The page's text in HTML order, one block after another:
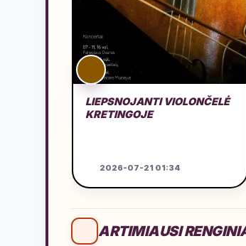
LIEPSNOJANTI VIOLONČELĖ
KRETINGOJE
2026-07-21 01:34
ARTIMIAUSI